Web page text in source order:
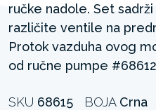
ručke nadole. Set
različite ventile na
Protok vazduha ovog
od ručne pumpe
SKU 68615 BOJA Crna